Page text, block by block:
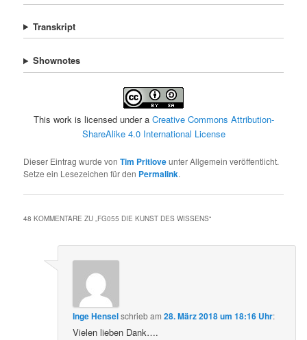
Transkript
Shownotes
This work is licensed under a Creative Commons Attribution-
ShareAlike 4.0 International License
Dieser Eintrag wurde vonTim Pritloveunter Allgemein veröffentlicht.
Setze ein Lesezeichen für den Permalink.
48 KOMMENTARE ZU „FG055 DIE KUNST DES WISSENS“
Inge Henselschriebam28. März 2018 um 18:16 Uhr:
Vielen lieben Dank….